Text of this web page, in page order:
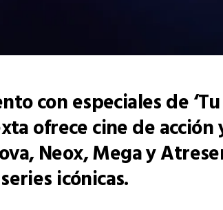
con especiales de ‘Tu
ofrece cine de
Neox, Mega y
icónicas.